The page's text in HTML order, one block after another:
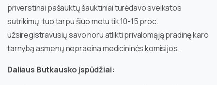
priverstinai pašauktų šauktiniai turėdavo sveikatos
sutrikimų, tuo tarpu šiuo metu tik 10-15 proc.
užsiregistravusių savo noru atlikti privalomąją pradinę karo
tarnybą asmenų nepraeina medicininės komisijos.
Daliaus Butkausko įspūdžiai: